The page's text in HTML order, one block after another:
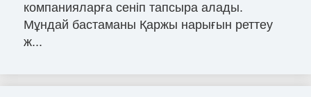
компанияларға сеніп тапсыра алады.
Мұндай бастаманы Қаржы нарығын реттеу
ж...